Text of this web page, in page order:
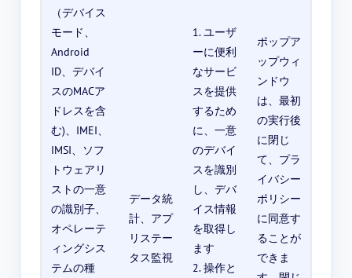
（デバイス
モード、
Android
ID、デバイ
スのMACア
ドレスを含
む)、IMEI、
IMSI、ソフ
トウェアリ
ストの一意
の識別子、
オペレーテ
ィングシス
テムの種
データ統
計、アプ
リステー
タス監視
1. ユーザ
ーに便利
なサービ
スを提供
するため
に、一意
のデバイ
スを識別
し、デバ
イス情報
を取得し
ます
2. 操作と
ポップア
ップウィ
ンドウ
は、最初
の実行後
に閉じ
て、プラ
イバシー
ポリシー
に同意す
ることが
できま